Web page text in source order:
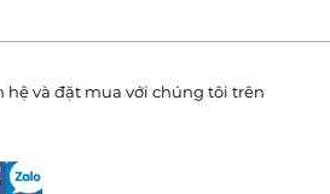
hệ và đặt mua với chúng tôi trên